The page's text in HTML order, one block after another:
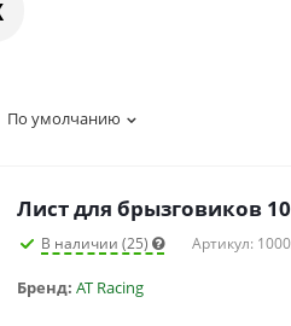
По умолчанию
Лист для брызговиков
В наличии (25) Артикул:
Бренд: AT Racing